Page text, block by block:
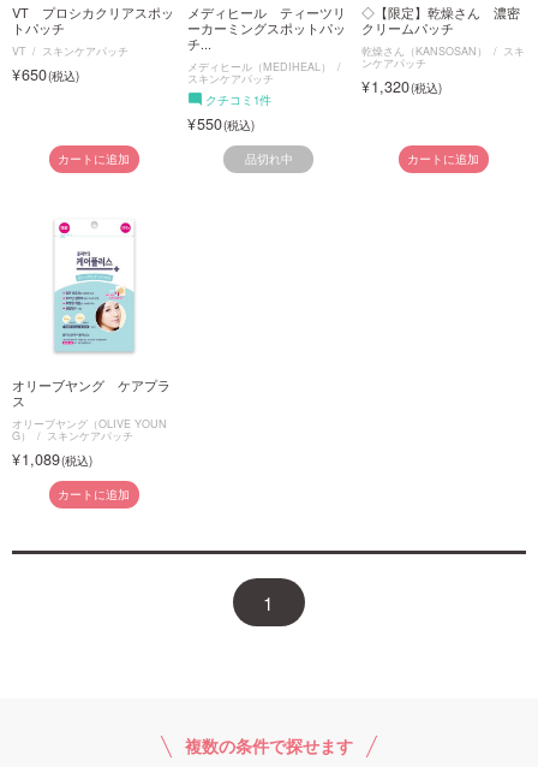
VT プロシカクリアスポッ
トパッチ
VT スキンケアパッチ
650
カートに追加
メディヒール ティーツリ
ーカーミングスポットパッ
チ...
メディヒール（MEDIHEAL）
スキンケアパッチ
クチコミ1件
550
品切れ中
◇【限定】乾燥さん 濃密
クリームパッチ
乾燥さん（KANSOSAN） スキ
ンケアパッチ
1,320
カートに追加
オリーブヤング ケアプラ
ス
オリーブヤング（OLIVE YOUN
G） スキンケアパッチ
1,089
カートに追加
1
複数の条件で探せます